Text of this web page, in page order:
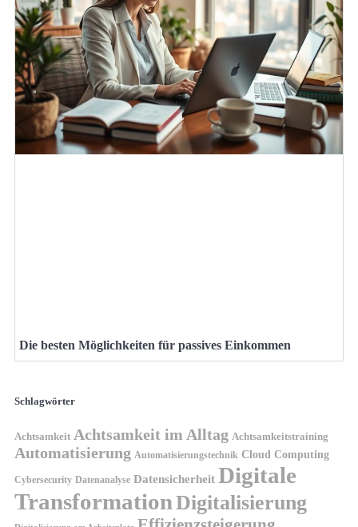
Die besten Möglichkeiten für passives Einkommen
Schlagwörter
Achtsamkeit Achtsamkeit im Alltag Achtsamkeitstraining
Automatisierung Automatisierungstechnik Cloud Computing
Cybersecurity Datenanalyse Datensicherheit Digitale
TransformationDigitalisierung